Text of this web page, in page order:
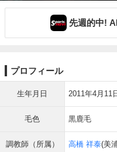
先週的中!
プロフィール
生年月日 2011年4月11
毛色 黒鹿毛
調教師（所属） 高橋 祥泰(美